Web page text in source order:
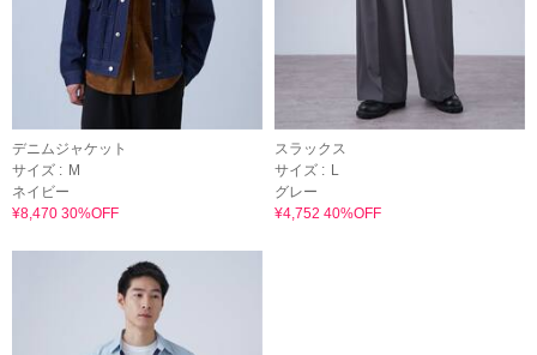
デニムジャケット
サイズ : M
ネイビー
¥8,470 30%OFF
スラックス
サイズ : L
グレー
¥4,752 40%OFF